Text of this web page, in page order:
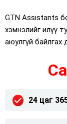
GTN Assistants
хэмнэлийг илүү
аюулгүй байлгах
24 цаг